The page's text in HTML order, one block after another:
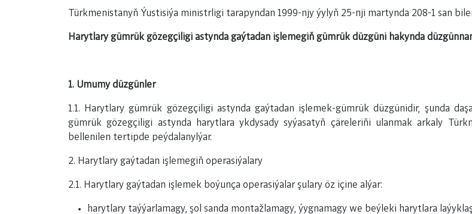
Türkmenistanyň Ýustisiýa ministrligi tarapyndan 1999-njy ýylyň 25-nji martynda 208-1 san
Harytlary gümrük gözegçiligi astynda gaýtadan işlemegiň gümrük düzgüni hakynda
1. Umumy düzgünler
1.1. Harytlary gümrük gözegçiligi astynda gaýtadan işlemek-gümrük düzgünidir, şunda
gümrük gözegçiligi astynda harytlara ykdysady syýasatyň çäreleriňi ulanmak arkaly
bellenilen tertipde peýdalanylýar.
2. Harytlary gaýtadan işlemegiň operasiýalary
2.1. Harytlary gaýtadan işlemek boýunça operasiýalar şulary öz içine alýar:
harytlary taýýarlamagy, şol sanda montažlamagy, ýygnamagy we beýleki harytlara